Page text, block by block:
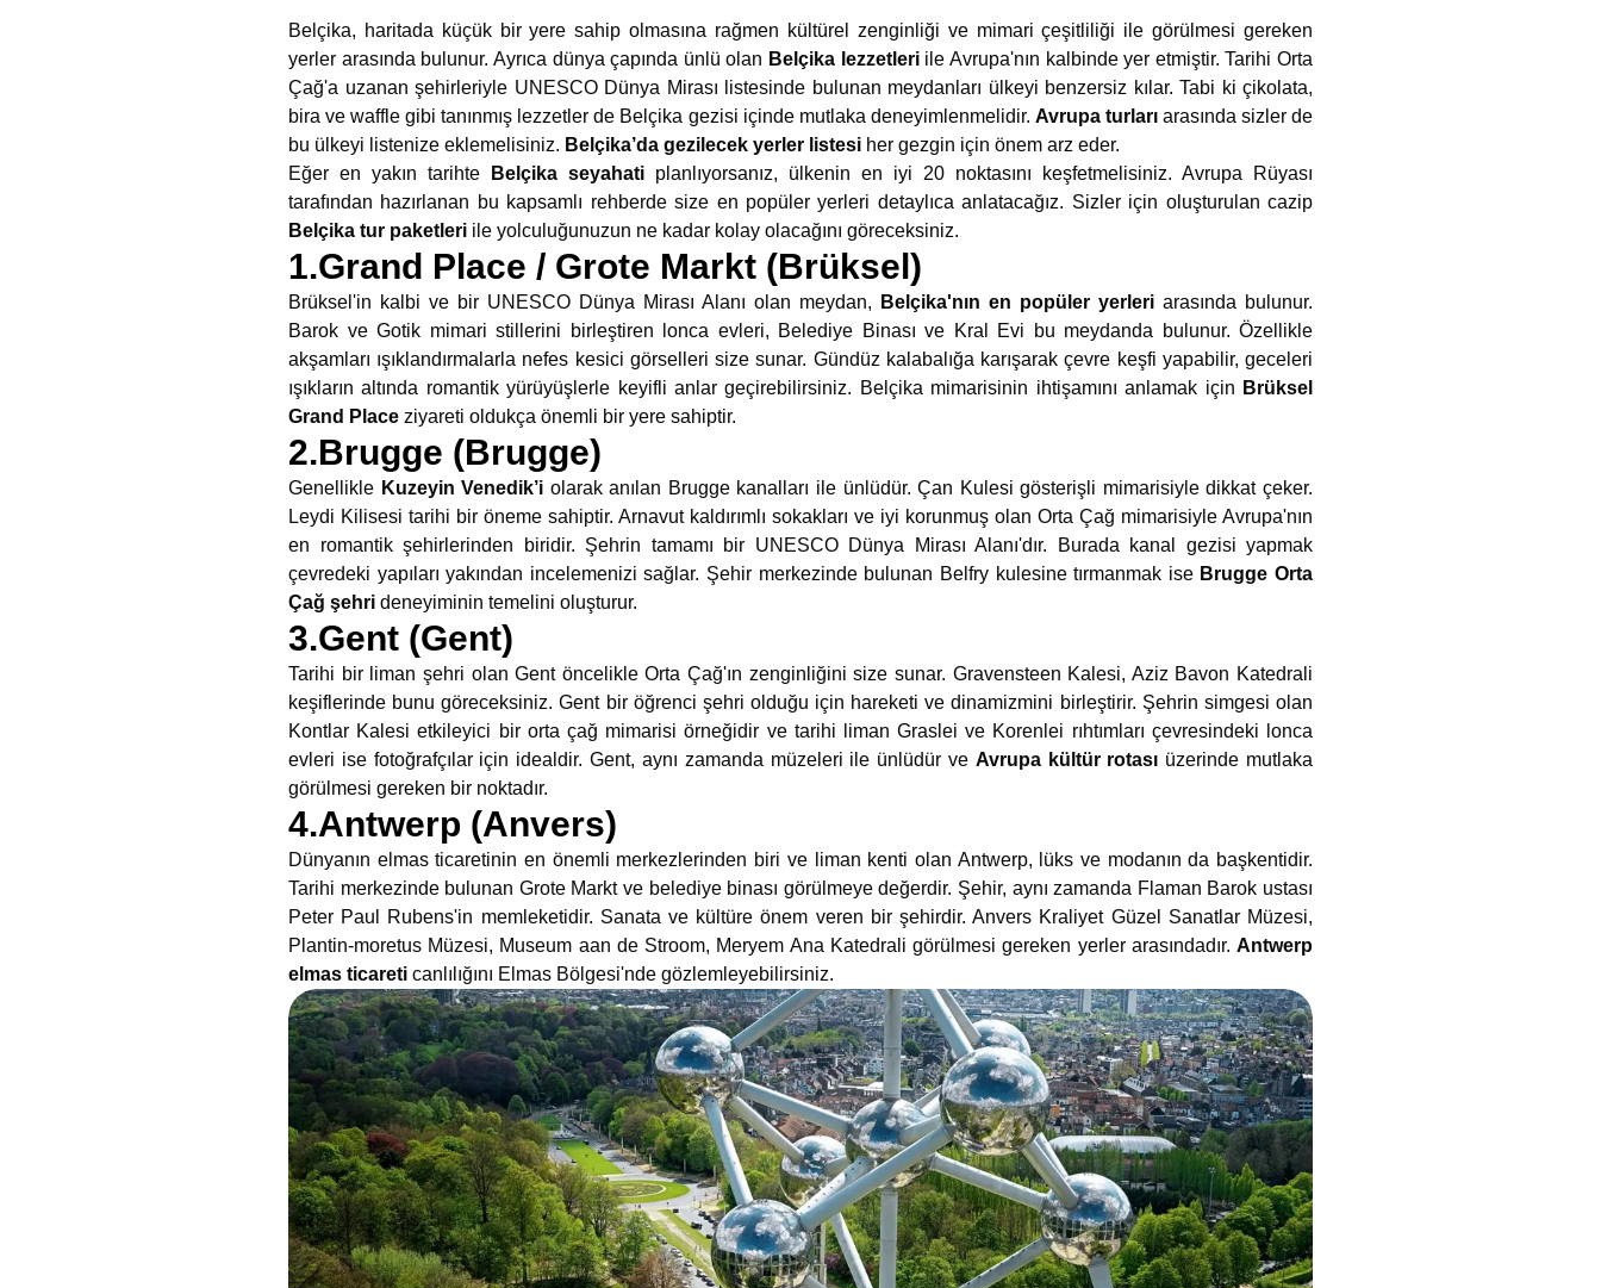
Belçika, haritada küçük bir yere sahip olmasına rağmen kültürel zenginliği ve mimari çeşitliliği ile görülmesi gereken
yerler arasında bulunur. Ayrıca dünya çapında ünlü olan Belçika lezzetleriile Avrupa'nın kalbinde yer etmiştir. Tarihi Orta
Çağ'a uzanan şehirleriyle UNESCO Dünya Mirası listesinde bulunan meydanları ülkeyi benzersiz kılar. Tabi ki çikolata,
bira ve waffle gibi tanınmış lezzetler de Belçika gezisi içinde mutlaka deneyimlenmelidir. Avrupa turlarıarasında sizler de
bu ülkeyi listenize eklemelisiniz. Belçika’da gezilecek yerler listesi her gezgin için önem arz eder.
Eğer en yakın tarihte
Belçika seyahati planlıyorsanız, ülkenin en iyi 20 noktasını keşfetmelisiniz. Avrupa Rüyası
tarafından hazırlanan bu kapsamlı rehberde size en popüler yerleri detaylıca anlatacağız. Sizler için oluşturulan cazip
Belçika tur paketleri ile yolculuğunuzun ne kadar kolay olacağını göreceksiniz.
1.Grand Place / Grote Markt (Brüksel)
Brüksel'in kalbi ve bir UNESCO Dünya Mirası Alanı olan meydan, Belçika'nın en popüler yerleri arasında bulunur.
Barok ve Gotik mimari stillerini birleştiren lonca evleri, Belediye Binası ve Kral Evi bu meydanda bulunur. Özellikle
akşamları ışıklandırmalarla nefes kesici görselleri size sunar. Gündüz kalabalığa karışarak çevre keşfi yapabilir, geceleri
ışıkların altında romantik yürüyüşlerle keyifli anlar geçirebilirsiniz. Belçika mimarisinin ihtişamını anlamak için Brüksel
Grand Place ziyareti oldukça önemli bir yere sahiptir.
2.Brugge (Brugge)
Genellikle Kuzeyin Venedik’i olarak anılan Brugge kanalları ile ünlüdür. Çan Kulesi gösterişli mimarisiyle dikkat çeker.
Leydi Kilisesi tarihi bir öneme sahiptir. Arnavut kaldırımlı sokakları ve iyi korunmuş olan Orta Çağ mimarisiyle Avrupa'nın
en romantik şehirlerinden biridir. Şehrin tamamı bir UNESCO Dünya Mirası Alanı'dır. Burada kanal gezisi yapmak
çevredeki yapıları yakından incelemenizi sağlar. Şehir merkezinde bulunan Belfry kulesine tırmanmak ise Brugge Orta
Çağ şehri deneyiminin temelini oluşturur.
3.Gent (Gent)
Tarihi bir liman şehri olan Gent öncelikle Orta Çağ'ın zenginliğini size sunar. Gravensteen Kalesi, Aziz Bavon Katedrali
keşiflerinde bunu göreceksiniz. Gent bir öğrenci şehri olduğu için hareketi ve dinamizmini birleştirir. Şehrin simgesi olan
Kontlar Kalesi etkileyici bir orta çağ mimarisi örneğidir ve tarihi liman Graslei ve Korenlei rıhtımları çevresindeki lonca
evleri ise fotoğrafçılar için idealdir. Gent, aynı zamanda müzeleri ile ünlüdür ve Avrupa kültür rotası üzerinde mutlaka
görülmesi gereken bir noktadır.
4.Antwerp (Anvers)
Dünyanın elmas ticaretinin en önemli merkezlerinden biri ve liman kenti olan Antwerp, lüks ve modanın da başkentidir.
Tarihi merkezinde bulunan Grote Markt ve belediye binası görülmeye değerdir. Şehir, aynı zamanda Flaman Barok ustası
Peter Paul Rubens'in memleketidir. Sanata ve kültüre önem veren bir şehirdir. Anvers Kraliyet Güzel Sanatlar Müzesi,
Plantin-moretus Müzesi, Museum aan de Stroom, Meryem Ana Katedrali görülmesi gereken yerler arasındadır. Antwerp
elmas ticareti canlılığını Elmas Bölgesi'nde gözlemleyebilirsiniz.